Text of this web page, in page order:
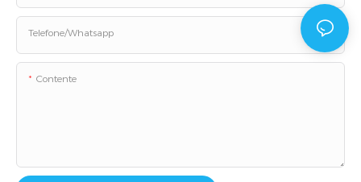
Telefone/whatsapp
Contente